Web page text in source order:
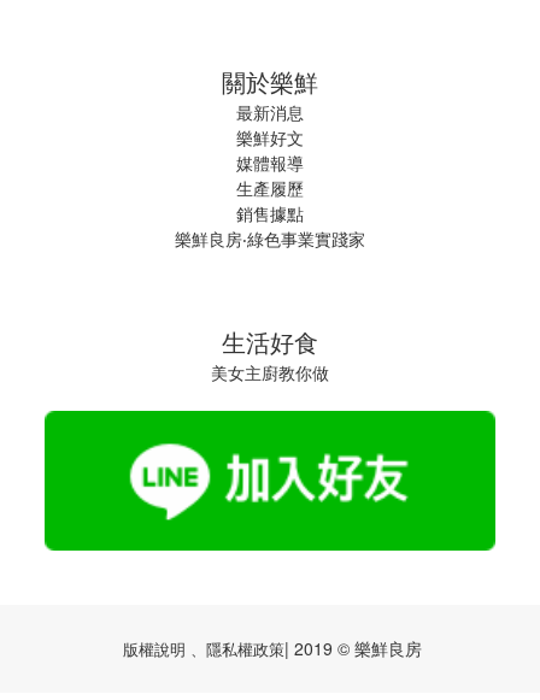
關於樂鮮
最新消息
樂鮮好文
媒體報導
生產履歷
銷售據點
樂鮮良房‧綠色事業實踐家
生活好食
美女主廚教你做
版權說明 、隱私權政策| 2019 © 樂鮮良房